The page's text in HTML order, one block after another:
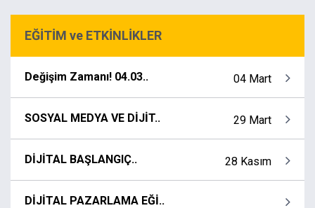
EĞİTİM ve ETKİNLİKLER
Değişim Zamanı! 04.03.. 04 Mart
SOSYAL MEDYA VE DİJİT.. 29 Mart
DİJİTAL BAŞLANGIÇ.. 28 Kasım
DİJİTAL PAZARLAMA EĞİ..